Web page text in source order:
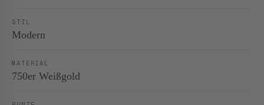
STIL
Modern
MATERIAL
750er Weißgold